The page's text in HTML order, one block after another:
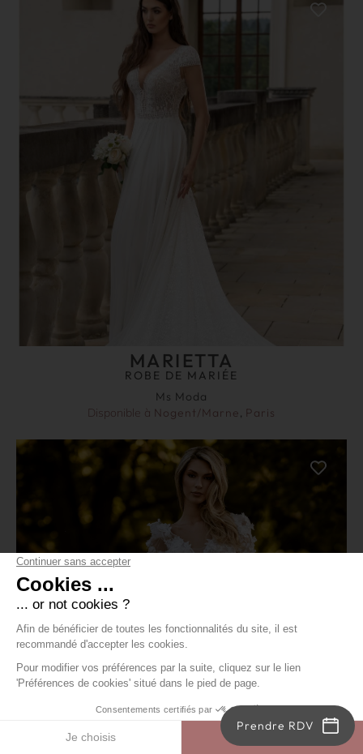
Prendre RDV
MARIETTA
ROBE DE MARIÉE
Ms Moda
Disponible à Nogent/Marne, Paris